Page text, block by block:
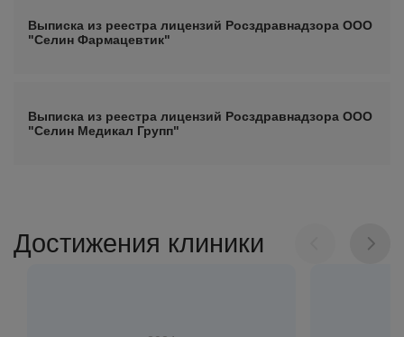
Выписка из реестра лицензий Росздравнадзора ООО
"Селин Фармацевтик"
Выписка из реестра лицензий Росздравнадзора ООО
"Селин Медикал Групп"
Достижения клиники